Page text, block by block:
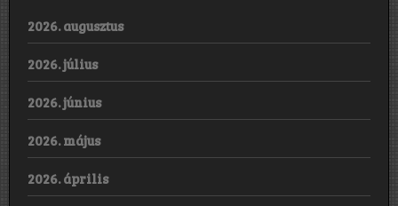
2026. augusztus
2026. július
2026. június
2026. május
2026. április